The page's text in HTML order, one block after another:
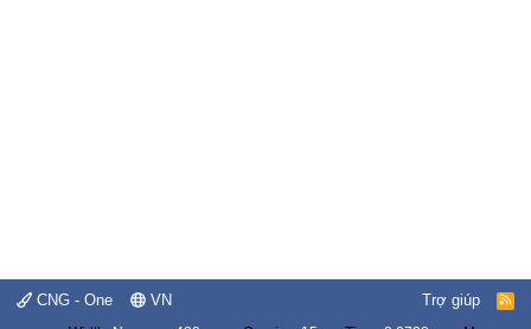
CNG - One VN Trợ giúp
R